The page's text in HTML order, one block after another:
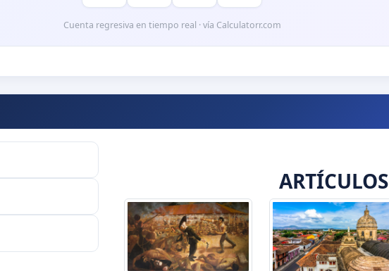
Cuenta regresiva en tiempo real · vía Calculatorr.com
ARTÍCULOS